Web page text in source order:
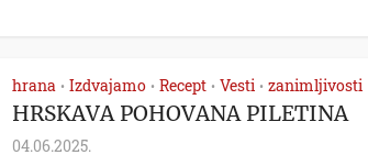
hrana • Izdvajamo • Recept • Vesti • zanimljivosti
HRSKAVA POHOVANA PILETINA
04.06.2025.